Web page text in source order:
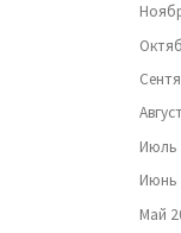
Июль
Июнь
Май